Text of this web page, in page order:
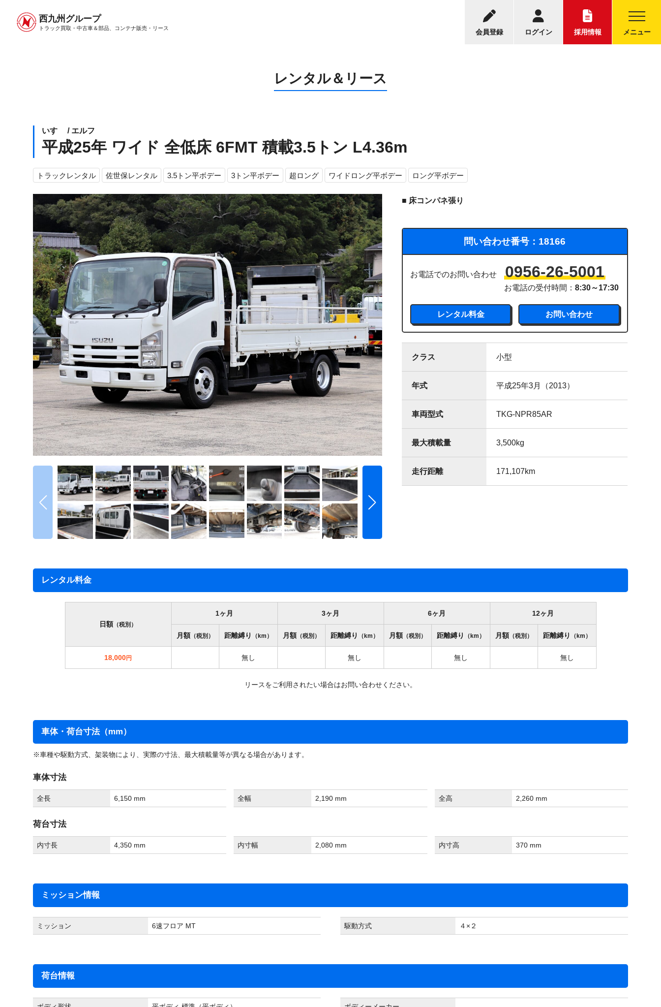
西九州グループ
トラック買取・中古車＆部品、 コンテナ販売・リース 会員登録 ログイン 採用情報 メニュー
レンタル＆リーストップ レンタル＆リースについてのお問い合わせ
レンタル＆リース
いすゞ / エルフ
平成25年 ワイド 全低床 6FMT 積載3.5トン L4.36m
トラックレンタル 佐世保レンタル 3.5トン平ボデー 3トン平ボデー 超ロング ワイドロング平ボデー ロング平ボデー
■ 床コンパネ張り
問い合わせ番号： 18166
お電話でのお問い合わせ 0956-26-5001
お電話の受付時間： 8:30～17:30
レンタル料金 お問い合わせ
クラス 小型
年式 平成25年3月（2013）
車両型式 TKG-NPR85AR
最大積載量 3,500kg
走行距離 171,107km
レンタル料金
日額 （税別）
1ヶ月 3ヶ月 6ヶ月 12ヶ月
月額 （税別） 距離縛り （km） 月額 （税別） 距離縛り （km） 月額 （税別） 距離縛り （km） 月額 （税別） 距離縛り （km）
18,000円 無し 無し 無し 無し
リースをご利用されたい場合はお問い合わせください。
車体・荷台寸法（mm）
※車種や駆動方式、架装物により、実際の寸法、最大積載量等が異なる場合があります。
車体寸法
全長 6,150 mm 全幅 2,190 mm 全高 2,260 mm
荷台寸法
内寸長 4,350 mm 内寸幅 2,080 mm 内寸高 370 mm
ミッション情報
ミッション 6速フロア MT 駆動方式 ４×２
荷台情報